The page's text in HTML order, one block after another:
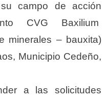
campo de acción
CVG Baxilium
minerales – bauxita)
Municipio Cedeño,
a las solicitudes